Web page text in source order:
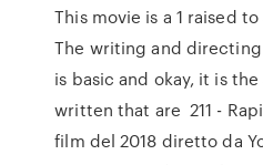
This movie is a 1 raised
The writing and
is basic and okay, it is
written that are 211 -
film del 2018 diretto da